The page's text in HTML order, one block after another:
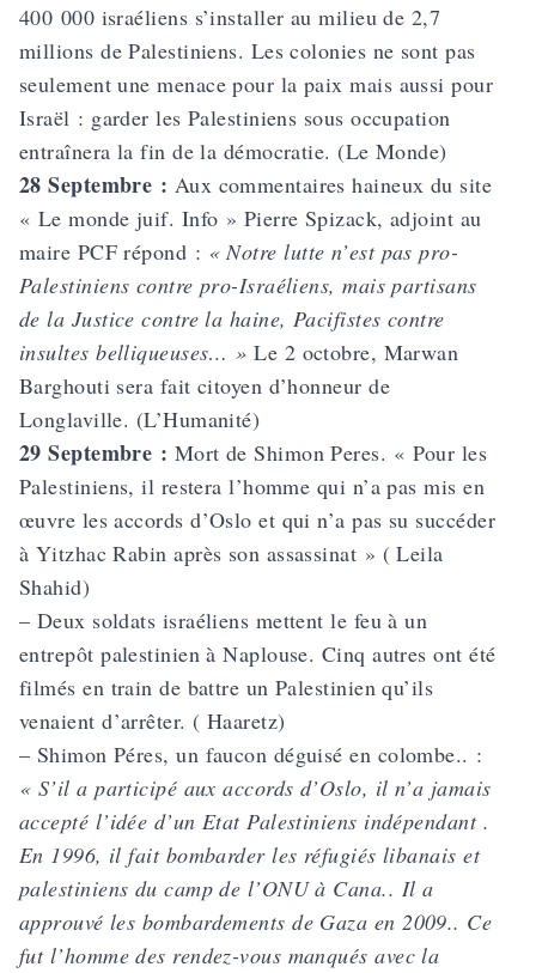
400 000 israéliens s’installer au milieu de 2,7
millions de Palestiniens. Les colonies ne sont pas
seulement une menace pour la paix mais aussi pour
Israël : garder les Palestiniens sous occupation
entraînera la fin de la démocratie. (Le Monde)
28 Septembre : Aux commentaires haineux du site
« Le monde juif. Info » Pierre Spizack, adjoint au
maire PCF répond : « Notre lutte n’est pas pro-
Palestiniens contre pro-Israéliens, mais partisans
de la Justice contre la haine, Pacifistes contre
insultes belliqueuses… » Le 2 octobre, Marwan
Barghouti sera fait citoyen d’honneur de
Longlaville. (L’Humanité)
29 Septembre : Mort de Shimon Peres. « Pour les
Palestiniens, il restera l’homme qui n’a pas mis en
œuvre les accords d’Oslo et qui n’a pas su succéder
à Yitzhac Rabin après son assassinat » ( Leila
Shahid)
– Deux soldats israéliens mettent le feu à un
entrepôt palestinien à Naplouse. Cinq autres ont été
filmés en train de battre un Palestinien qu’ils
venaient d’arrêter. ( Haaretz)
– Shimon Péres, un faucon déguisé en colombe.. :
« S’il a participé aux accords d’Oslo, il n’a jamais
accepté l’idée d’un Etat Palestiniens indépendant .
En 1996, il fait bombarder les réfugiés libanais et
palestiniens du camp de l’ONU à Cana.. Il a
approuvé les bombardements de Gaza en 2009.. Ce
fut l’homme des rendez-vous manqués avec la